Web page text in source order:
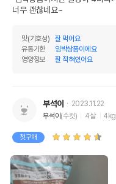
너무 괜찮네요~
맛(기호성)
잘 먹어요
유통기한
임박상품이에요
영양정보
잘 적혀있어요
부석이
2023.11.22
부석이 (수컷) 4살 4kg
첫구매